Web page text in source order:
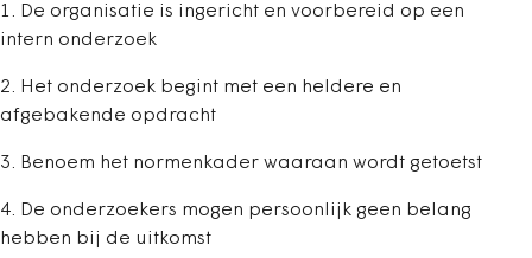
1. De organisatie is ingericht en voorbereid op een
intern onderzoek
2. Het onderzoek begint met een heldere en
afgebakende opdracht
3. Benoem het normenkader waaraan wordt getoetst
4. De onderzoekers mogen persoonlijk geen belang
hebben bij de uitkomst